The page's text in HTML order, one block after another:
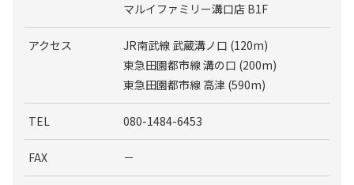
マルイファミリー溝口店 B1F
アクセス
JR南武線 武蔵溝ノ口 (120m)
東急田園都市線 溝の口 (200m)
東急田園都市線 高津 (590m)
TEL 080-1484-6453
FAX －